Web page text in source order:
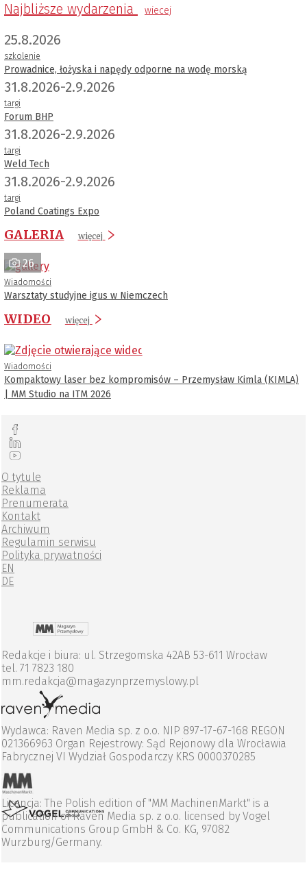
Najbliższe wydarzenia wiecej
25.8.2026
szkolenie
Prowadnice, łożyska i napędy odporne na wodę morską
31.8.2026-2.9.2026
targi
Forum BHP
31.8.2026-2.9.2026
targi
Weld Tech
31.8.2026-2.9.2026
targi
Poland Coatings Expo
GALERIA więcej
26
Wiadomości
Warsztaty studyjne igus w Niemczech
WIDEO więcej
Wiadomości
Kompaktowy laser bez kompromisów – Przemysław Kimla (KIMLA)
| MM Studio na ITM 2026
O tytule
Reklama
Prenumerata
Kontakt
Archiwum
Regulamin serwisu
Polityka prywatności
EN
DE
Redakcje i biura: ul. Strzegomska 42AB 53-611 Wrocław
tel. 71 7823 180
mm.redakcja@magazynprzemyslowy.pl
Wydawca: Raven Media sp. z o.o. NIP 897-17-67-168 REGON
021366963 Organ Rejestrowy: Sąd Rejonowy dla Wrocławia
Fabrycznej VI Wydział Gospodarczy KRS 0000370285
Licencja: The Polish edition of "MM MachinenMarkt" is a
publication of Raven Media sp. z o.o. licensed by Vogel
Communications Group GmbH & Co. KG, 97082
Wurzburg/Germany.